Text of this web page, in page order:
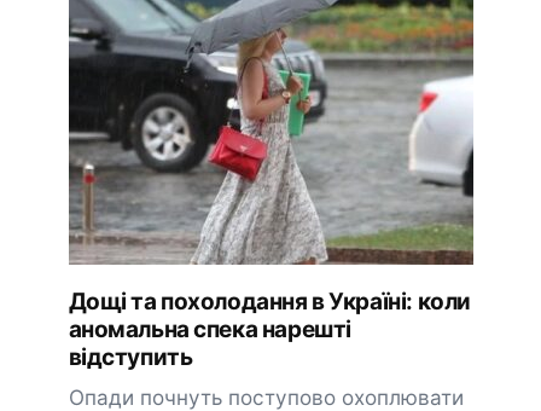
Дощі та похолодання в Україні: коли
аномальна спека нарешті
відступить
Опади почнуть поступово охоплювати